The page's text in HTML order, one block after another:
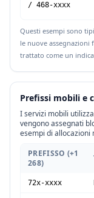
/ 468-xxxx
Questi esempi sono
le nuove assegnazioni
trattato come un
Prefissi mobili e
I servizi mobili
vengono assegnati
esempi di allocazioni
PREFISSO (+1
268)
72x-xxxx